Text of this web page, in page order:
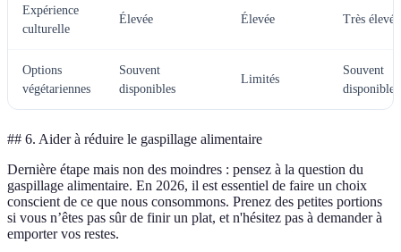
Expérience
culturelle
Élevée Élevée Très élevée
Options
végétariennes
Souvent
disponibles
Limités
Souvent
disponibles
## 6. Aider à réduire le gaspillage alimentaire
Dernière étape mais non des moindres : pensez à la question du
gaspillage alimentaire. En 2026, il est essentiel de faire un choix
conscient de ce que nous consommons. Prenez des petites portions
si vous n’êtes pas sûr de finir un plat, et n'hésitez pas à demander à
emporter vos restes.